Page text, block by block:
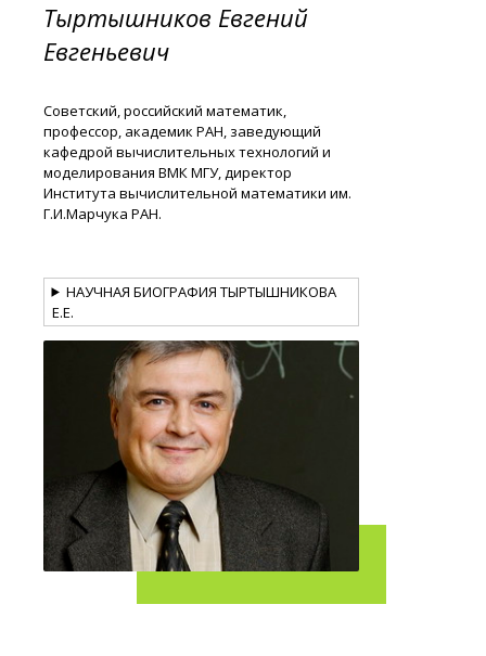
Тыртышников Евгений
Евгеньевич
Советский, российский математик,
профессор, академик РАН, заведующий
кафедрой вычислительных технологий и
моделирования ВМК МГУ, директор
Института вычислительной математики им.
Г.И.Марчука РАН.
НАУЧНАЯ БИОГРАФИЯ ТЫРТЫШНИКОВА
Е.Е.